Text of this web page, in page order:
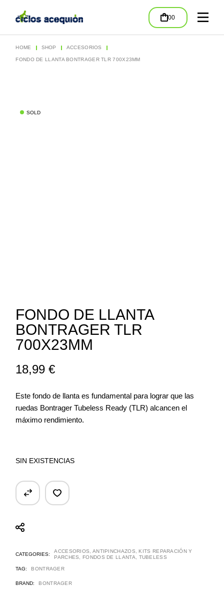
00
HOME SHOP ACCESORIOS
FONDO DE LLANTA BONTRAGER TLR 700X23MM
SOLD
FONDO DE LLANTA
BONTRAGER TLR
700X23MM
18,99€
Este fondo de llanta es fundamental para lograr que las
ruedas Bontrager Tubeless Ready (TLR) alcancen el
máximo rendimiento.
SIN EXISTENCIAS
CATEGORIES:
ACCESORIOS
ANTIPINCHAZOS, KITS REPARACIÓN Y
PARCHES
FONDOS DE LLANTA TUBELESS
TAG: BONTRAGER
BRAND: BONTRAGER